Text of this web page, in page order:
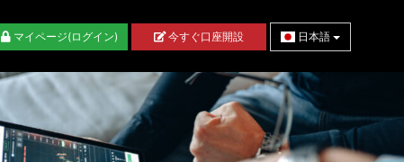
マイページ(ログイン) 今すぐ口座開設 日本語